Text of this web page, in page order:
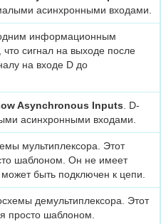
асинхронными входами.
одним информационным
сигнал на выходе после
на входе D до
Asynchronous Inputs . D-
асинхронными входами.
мультиплексора. Этот
шаблоном. Он не имеет
быть подключен к цепи.
демультиплексора. Этот
просто шаблоном.